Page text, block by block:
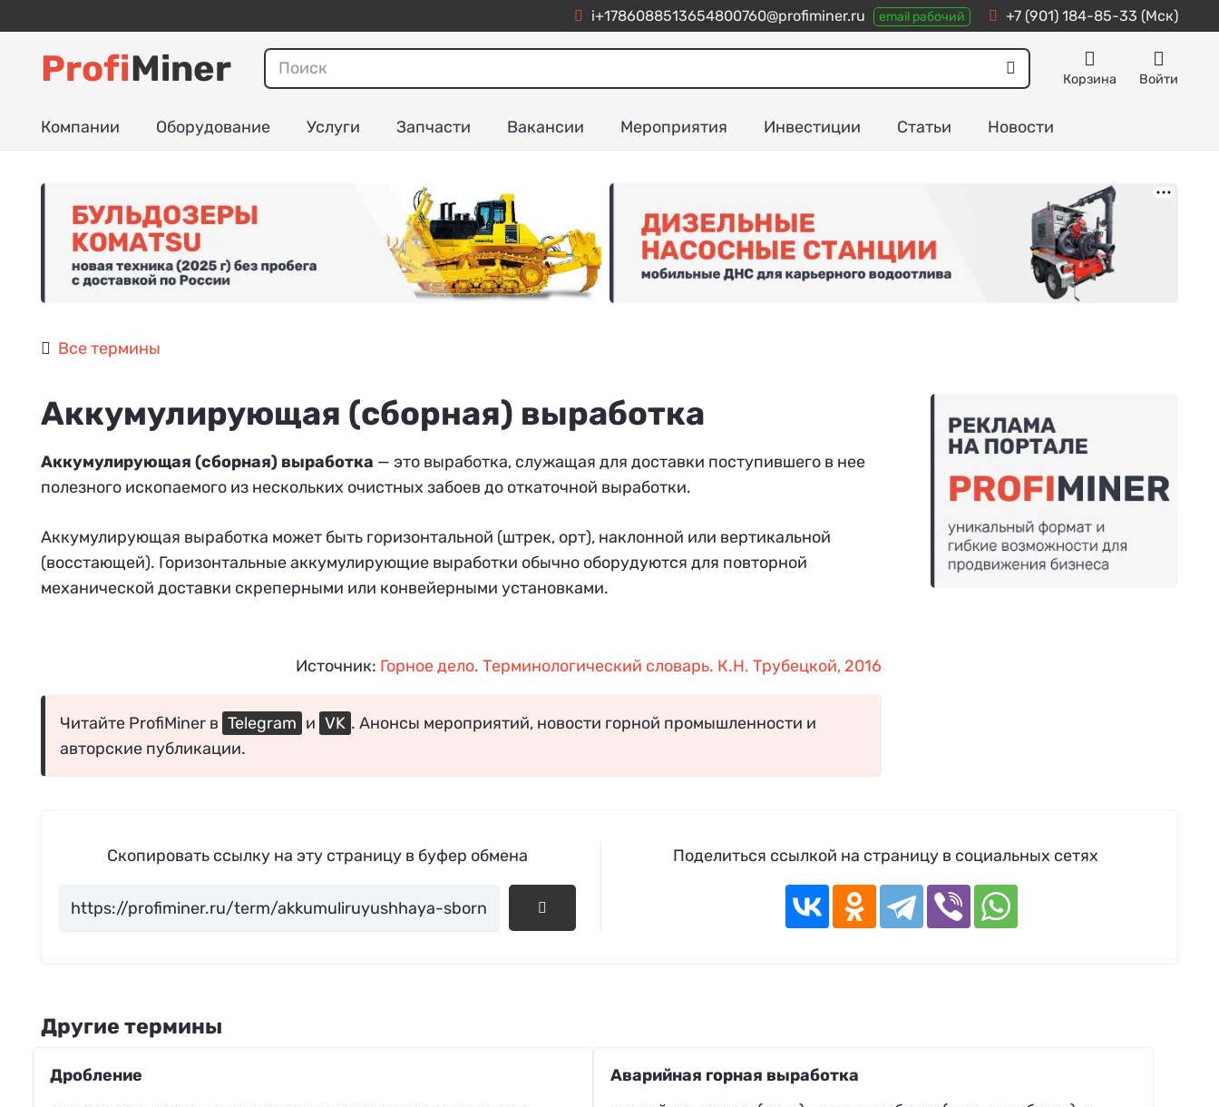
i+1786088513654800760@profiminer.ru email рабочий +7 (901) 184-85-33 (Мск)
ProfiMiner Корзина Войти
Компании Оборудование Услуги Запчасти Вакансии Мероприятия Инвестиции Статьи Новости
Все термины
Аккумулирующая (сборная) выработка
Аккумулирующая (сборная) выработка — это выработка, служащая для доставки поступившего в нее
полезного ископаемого из нескольких очистных забоев до откаточной выработки.
Аккумулирующая выработка может быть горизонтальной (штрек, орт), наклонной или вертикальной
(восстающей). Горизонтальные аккумулирующие выработки обычно оборудуются для повторной
механической доставки скреперными или конвейерными установками.
Источник: Горное дело. Терминологический словарь. К.Н. Трубецкой, 2016
Читайте ProfiMiner в Telegram и VK . Анонсы мероприятий, новости горной промышленности и
авторские публикации.
Скопировать ссылку на эту страницу в буфер обмена Поделиться ссылкой на страницу в социальных сетях
Другие термины
Дробление
Аварийная горная выработка